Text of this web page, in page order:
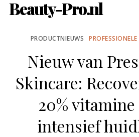
Beauty-Pro.nl
PRODUCTNIEUWS
Nieuw van
Skincare:
20%
intensief